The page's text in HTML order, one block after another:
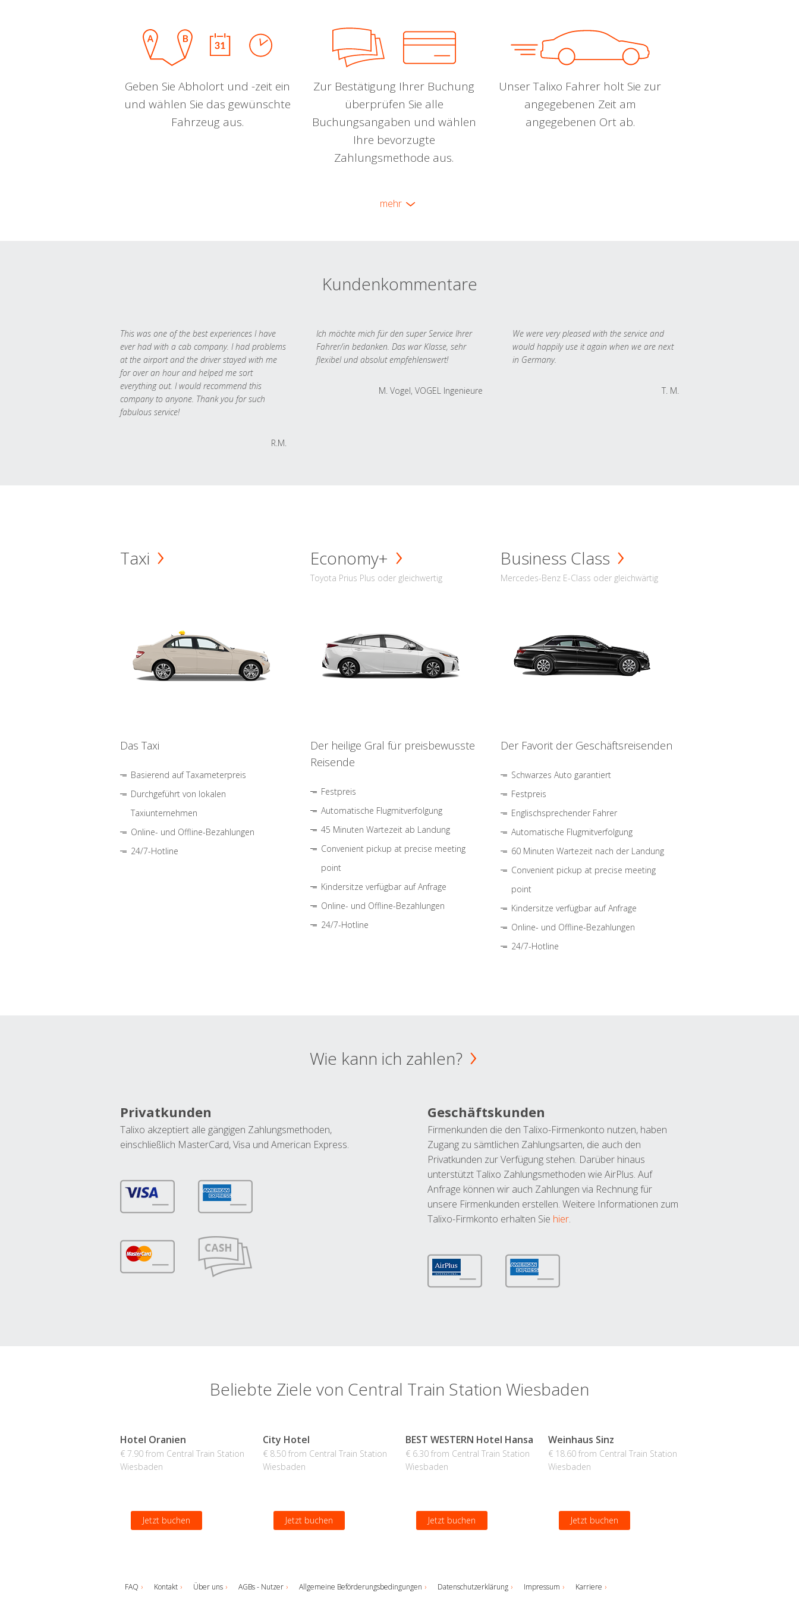
Geben Sie Abholort und -zeit ein
und wählen Sie das gewünschte
Fahrzeug aus.
Zur Bestätigung Ihrer Buchung
überprüfen Sie alle
Buchungsangaben und wählen
Ihre bevorzugte
Zahlungsmethode aus.
Unser Talixo Fahrer holt Sie zur
angegebenen Zeit am
angegebenen Ort ab.
mehr
Kundenkommentare
This was one of the best experiences I have
ever had with a cab company. I had problems
at the airport and the driver stayed with me
for over an hour and helped me sort
everything out. I would recommend this
company to anyone. Thank you for such
fabulous service!
R.M.
Ich möchte mich für den super Service Ihrer
Fahrer/in bedanken. Das war Klasse, sehr
flexibel und absolut empfehlenswert!
M. Vogel, VOGEL Ingenieure
We were very pleased with the service and
would happily use it again when we are next
in Germany.
T. M.
Taxi
Das Taxi
Basierend auf Taxameterpreis
Durchgeführt von lokalen
Taxiunternehmen
Online- und Offline-Bezahlungen
24/7-Hotline
Economy+
Toyota Prius Plus oder gleichwertig
Der heilige Gral für preisbewusste
Reisende
Festpreis
Automatische Flugmitverfolgung
45 Minuten Wartezeit ab Landung
Convenient pickup at precise meeting
point
Kindersitze verfügbar auf Anfrage
Online- und Offline-Bezahlungen
24/7-Hotline
Business Class
Mercedes-Benz E-Class oder gleichwärtig
Der Favorit der Geschäftsreisenden
Schwarzes Auto garantiert
Festpreis
Englischsprechender Fahrer
Automatische Flugmitverfolgung
60 Minuten Wartezeit nach der Landung
Convenient pickup at precise meeting
point
Kindersitze verfügbar auf Anfrage
Online- und Offline-Bezahlungen
24/7-Hotline
Wie kann ich zahlen?
Privatkunden
Talixo akzeptiert alle gängigen Zahlungsmethoden,
einschließlich MasterCard, Visa und American Express.
Geschäftskunden
Firmenkunden die den Talixo-Firmenkonto nutzen, haben
Zugang zu sämtlichen Zahlungsarten, die auch den
Privatkunden zur Verfügung stehen. Darüber hinaus
unterstützt Talixo Zahlungsmethoden wie AirPlus. Auf
Anfrage können wir auch Zahlungen via Rechnung für
unsere Firmenkunden erstellen. Weitere Informationen zum
Talixo-Firmkonto erhalten Sie hier.
Beliebte Ziele von Central Train Station Wiesbaden
Hotel Oranien
€ 7.90 from Central Train Station
Wiesbaden
Jetzt buchen
City Hotel
€ 8.50 from Central Train Station
Wiesbaden
Jetzt buchen
BEST WESTERN Hotel Hansa
€ 6.30 from Central Train Station
Wiesbaden
Jetzt buchen
Weinhaus Sinz
€ 18.60 from Central Train Station
Wiesbaden
Jetzt buchen
FAQ Kontakt Über uns AGBs - Nutzer Allgemeine Beförderungsbedingungen Datenschutzerklärung Impressum Karriere